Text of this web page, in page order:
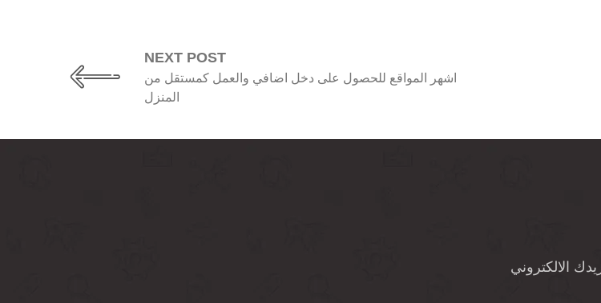
NEXT POST
اشهر المواقع للحصول على دخل اضافي والعمل كمستقل من
المنزل
الالكتروني